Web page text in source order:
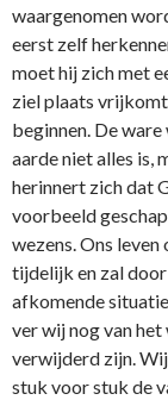
waargenomen
eerst zelf
moet hij zich met
ziel plaats
beginnen. De
aarde niet alles is,
herinnert zich dat
voorbeeld
wezens. Ons
tijdelijk en zal
afkomende
ver wij nog van het
verwijderd zijn.
stuk voor stuk de